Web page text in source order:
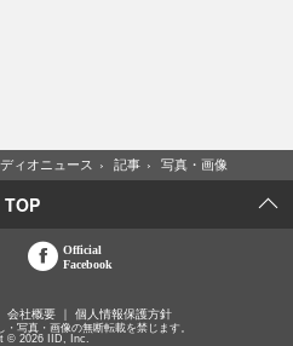
ィオニュース › 記事 › 写真・画像
TOP
Official
Facebook
会社概要 個人情報保護方針
写真・画像の無断転載を禁じます。
© 2026 IID, Inc.